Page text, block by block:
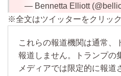
— Bennetta Elliott
※全文はツイッターをクリッ
これらの報道機関は通常、
報道しません。トランプの
メディアでは限定的に報道